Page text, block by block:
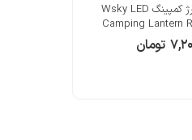
فانوس قابل شارژ کمپینگ Wsky LED
Camping Lantern
تومان